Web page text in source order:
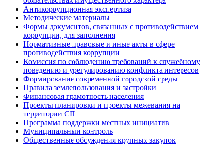
Антикоррупционная экспертиза
Методические материалы
Формы документов, связанных с противодействием
коррупции, для заполнения
Нормативные правовые и иные акты в сфере
противодействия коррупции
Комиссия по соблюдению требований к служебному
поведению и урегулированию конфликта интересов
Формирование современной городской среды
Правила землепользования и застройки
Финансовая грамотность населения
Проекты планировки и проекты межевания на
территории СП
Программа поддержки местных инициатив
Муниципальный контроль
Общественные обсуждения крупных закупок